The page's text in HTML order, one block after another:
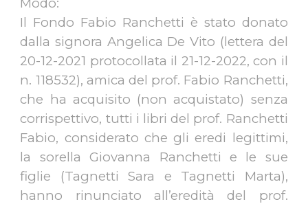
Il Fondo Fabio Ranchetti è stato donato
dalla signora Angelica De Vito (lettera del
20-12-2021 protocollata il 21-12-2022, con il
n. 118532), amica del prof. Fabio Ranchetti,
che ha acquisito (non acquistato) senza
corrispettivo, tutti i libri del prof. Ranchetti
Fabio, considerato che gli eredi legittimi,
la sorella Giovanna Ranchetti e le sue
figlie (Tagnetti Sara e Tagnetti Marta),
hanno rinunciato all’eredità del prof.